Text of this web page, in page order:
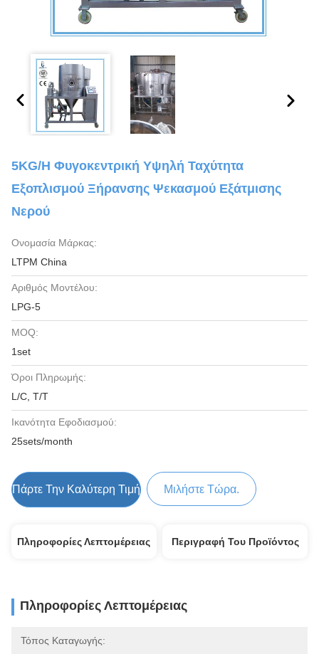
5KG/h Φυγοκεντρική Υψηλή Ταχύτητα
Εξοπλισμού Ξήρανσης Ψεκασμού Εξάτμισης
Νερού
Ονομασία Μάρκας:
LTPM China
Αριθμός Μοντέλου:
LPG-5
MOQ:
1set
Όροι Πληρωμής:
L/C, T/T
Ικανότητα Εφοδιασμού:
25sets/month
Πάρτε Την Καλύτερη Τιμή Μιλήστε Τώρα.
Πληροφορίες Λεπτομέρειας Περιγραφή Του Προϊόντος
Πληροφορίες Λεπτομέρειας
Τόπος Καταγωγής: